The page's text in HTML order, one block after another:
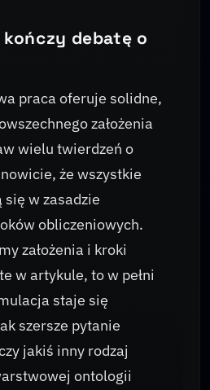
debatę o
praca oferuje solidne,
założenia
wielu twierdzeń o
że wszystkie
w zasadzie
obliczeniowych.
założenia i kroki
w artykule, to w pełni
staje się
szersze pytanie
jakiś inny rodzaj
ontologii